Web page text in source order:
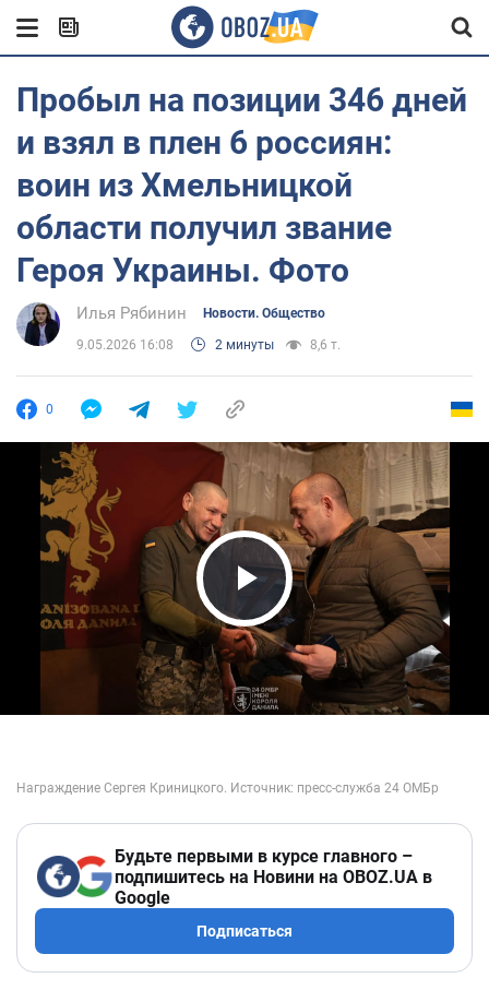
Пробыл на позиции 346 дней
и взял в плен 6 россиян:
воин из Хмельницкой
области получил звание
Героя Украины. Фото
Илья Рябинин Новости. Общество
9.05.2026 16:08 2 минуты 8,6 т.
0
Play Video
Будьте первыми в курсе главного –
подпишитесь на Новини на OBOZ.UA в
Google
Подписаться